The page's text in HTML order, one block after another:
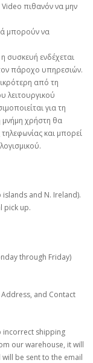
πιθανόν να μην
μπορούν να
συσκευή ενδέχεται
πάροχο υπηρεσιών.
από τη
λειτουργικού
για τη
μνήμη χρήστη θα
και μπορεί
and N. Ireland).
pick up.
through Friday)
and Contact
incorrect shipping
our warehouse, it will
be sent to the email